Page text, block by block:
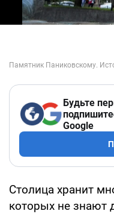
Будьте
Google
Столица хранит
которых не знают